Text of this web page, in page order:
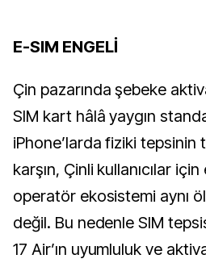
E-SIM ENGELİ
Çin pazarında şebeke
SIM kart hâlâ yaygın
iPhone’larda fiziki tepsinin
karşın, Çinli kullanıcılar
operatör ekosistemi aynı
değil. Bu nedenle SIM
17 Air’ın uyumluluk ve